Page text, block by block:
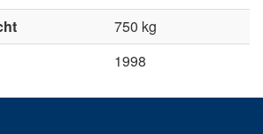
750 kg
1998